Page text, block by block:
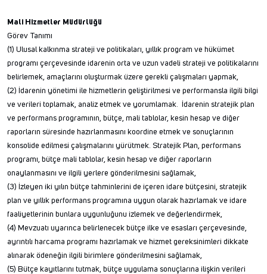
Mali Hizmetler Müdürlüğü
Görev Tanımı
(1) Ulusal kalkınma strateji ve politikaları, yıllık program ve hükümet
programı çerçevesinde idarenin orta ve uzun vadeli strateji ve politikalarını
belirlemek, amaçlarını oluşturmak üzere gerekli çalışmaları yapmak,
(2) İdarenin yönetimi ile hizmetlerin geliştirilmesi ve performansla ilgili bilgi
ve verileri toplamak, analiz etmek ve yorumlamak. İdarenin stratejik plan
ve performans programının, bütçe, mali tablolar, kesin hesap ve diğer
raporların süresinde hazırlanmasını koordine etmek ve sonuçlarının
konsolide edilmesi çalışmalarını yürütmek. Stratejik Plan, performans
programı, bütçe mali tablolar, kesin hesap ve diğer raporların
onaylanmasını ve ilgili yerlere gönderilmesini sağlamak,
(3) İzleyen iki yılın bütçe tahminlerini de içeren idare bütçesini, stratejik
plan ve yıllık performans programına uygun olarak hazırlamak ve idare
faaliyetlerinin bunlara uygunluğunu izlemek ve değerlendirmek,
(4) Mevzuatı uyarınca belirlenecek bütçe ilke ve esasları çerçevesinde,
ayrıntılı harcama programı hazırlamak ve hizmet gereksinimleri dikkate
alınarak ödeneğin ilgili birimlere gönderilmesini sağlamak,
(5) Bütçe kayıtlarını tutmak, bütçe uygulama sonuçlarına ilişkin verileri